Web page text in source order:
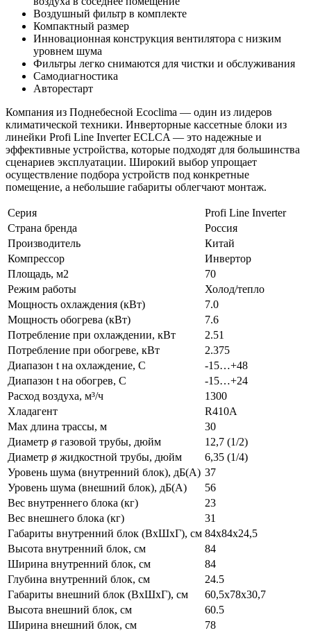
Воздушный фильтр в комплекте
Компактный размер
Инновационная конструкция вентилятора с низким
уровнем шума
Фильтры легко снимаются для чистки и обслуживания
Самодиагностика
Авторестарт
Компания из Поднебесной Ecoclima — один из лидеров
климатической техники. Инверторные кассетные блоки из
линейки Profi Line Inverter ECLCA — это надежные и
эффективные устройства, которые подходят для большинства
сценариев эксплуатации. Широкий выбор упрощает
осуществление подбора устройств под конкретные
помещение, а небольшие габариты облегчают монтаж.
Серия
Profi Line Inverter
Страна бренда
Россия
Производитель
Китай
Компрессор
Инвертор
Площадь, м2
70
Режим работы
Холод/тепло
Мощность охлаждения (кВт)
7.0
Мощность обогрева (кВт)
7.6
Потребление при охлаждении, кВт
2.51
Потребление при обогреве, кВт
2.375
Диапазон t на охлаждение, С
-15…+48
Диапазон t на обогрев, С
-15…+24
Расход воздуха, м³/ч
1300
Хладагент
R410A
Max длина трассы, м
30
Диаметр ø газовой трубы, дюйм
12,7 (1/2)
Диаметр ø жидкостной трубы, дюйм
6,35 (1/4)
Уровень шума (внутренний блок), дБ(А) 37
Уровень шума (внешний блок), дБ(А)
56
Вес внутреннего блока (кг)
23
Вес внешнего блока (кг)
31
Габариты внутренний блок (ВхШхГ), см 84x84x24,5
Высота внутренний блок, см
84
Ширина внутренний блок, см
84
Глубина внутренний блок, см
24.5
Габариты внешний блок (ВхШхГ), см
60,5x78x30,7
Высота внешний блок, см
60.5
Ширина внешний блок, см
78